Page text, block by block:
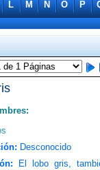
L M N O P
Desconocido
El lobo gris,